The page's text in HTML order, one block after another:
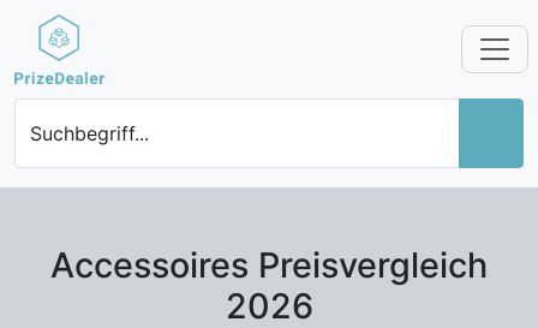
Suchbegriff...
Accessoires Preisvergleich
2026